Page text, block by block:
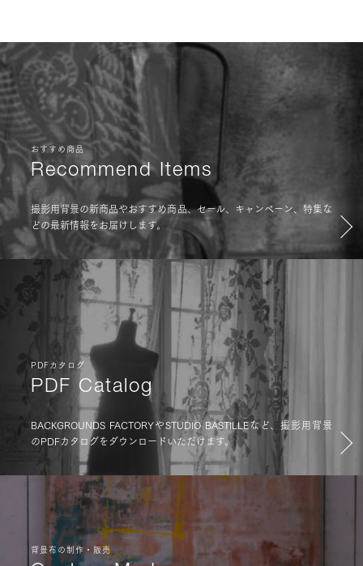
おすすめ商品
Recommend Items
撮影用背景の新商品やおすすめ商品、セール、キャンペーン、特集な
どの最新情報をお届けします。
PDFカタログ
PDF Catalog
BACKGROUNDS FACTORYやSTUDIO BASTILLEなど、撮影用背景
のPDFカタログをダウンロードいただけます。
背景布の制作・販売